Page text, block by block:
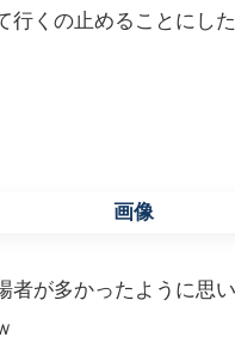
行くの止めることにし
が多かったように思い